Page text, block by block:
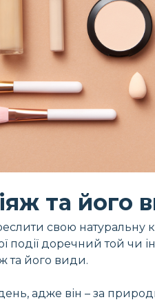
та його
свою
події доречний той чи
та його види.
адже він – за